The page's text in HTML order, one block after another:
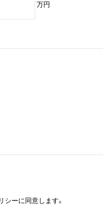
万円
シーに同意します。